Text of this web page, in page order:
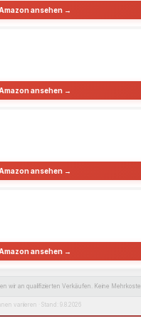
ansehen →
ansehen →
ansehen →
ansehen →
wir an qualifizierten Verkäufen. Keine
variieren · Stand: 9.8.2026